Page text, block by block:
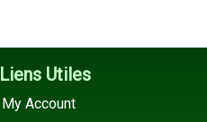
Liens Utiles
My Account